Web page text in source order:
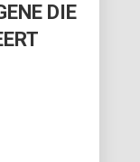
DIE